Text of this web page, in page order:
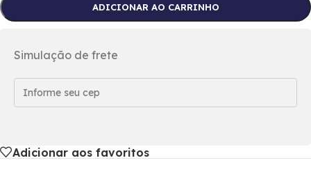
ADICIONAR AO CARRINHO
Simulação de frete
Adicionar aos favoritos